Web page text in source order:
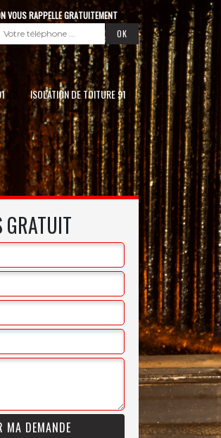
VOUS RAPPELLE GRATUITEMENT
ISOLATION DE TOITURE 91
GRATUIT